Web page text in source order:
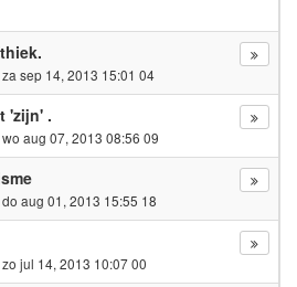
za sep 14, 2013 15:01 04
'zijn' .
wo aug 07, 2013 08:56 09
do aug 01, 2013 15:55 18
zo jul 14, 2013 10:07 00